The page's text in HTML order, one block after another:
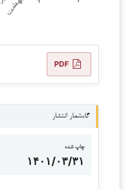
PDF
گاه‌شمار انتشار
چاپ شده
۱۴۰۱/۰۳/۳۱